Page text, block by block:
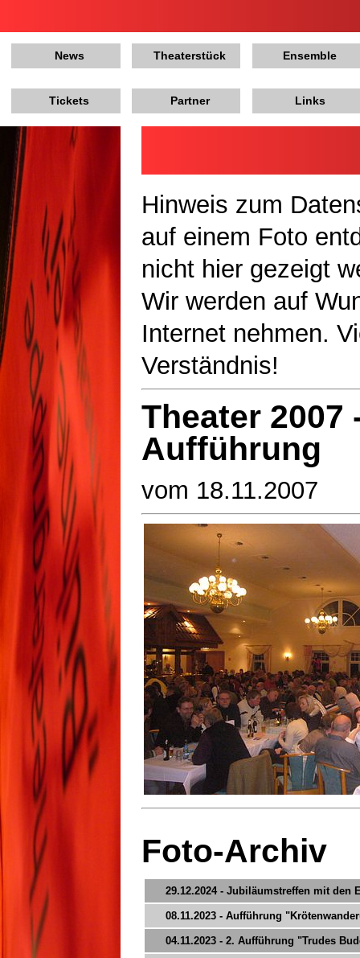
News Theaterstück Ensemble
Tickets Partner Links
Hinweis zum
auf einem Foto
nicht hier gezeigt
Wir werden auf
Internet nehmen.
Verständnis!
Theater 2007
Aufführung
vom 18.11.2007
Foto-Archiv
29.12.2024 - Jubiläumstreffen mit den
08.11.2023 - Aufführung
04.11.2023 - 2. Aufführung "Trudes